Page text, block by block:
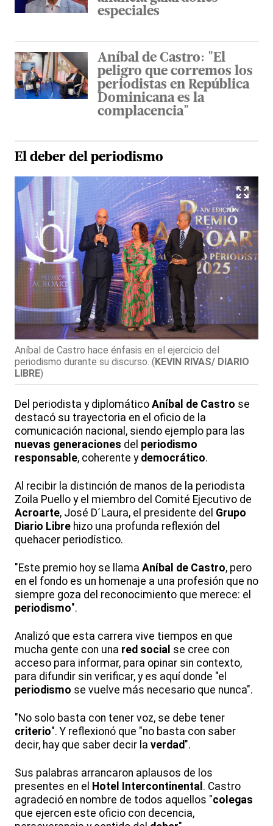
especiales
Aníbal de Castro: "El
peligro que corremos los
periodistas en República
Dominicana es la
complacencia"
El deber del periodismo
Aníbal de Castro hace énfasis en el ejercicio del
periodismo durante su discurso. (KEVIN RIVAS/ DIARIO
LIBRE)
Del periodista y diplomático Aníbal de Castro se
destacó su trayectoria en el oficio de la
comunicación nacional, siendo ejemplo para las
nuevas generaciones del periodismo
responsable, coherente y democrático.
Al recibir la distinción de manos de la periodista
Zoila Puello y el miembro del Comité Ejecutivo de
Acroarte, José D´Laura, el presidente del Grupo
Diario Libre hizo una profunda reflexión del
quehacer periodístico.
"Este premio hoy se llama Aníbal de Castro, pero
en el fondo es un homenaje a una profesión que no
siempre goza del reconocimiento que merece: el
periodismo".
Analizó que esta carrera vive tiempos en que
mucha gente con una red social se cree con
acceso para informar, para opinar sin contexto,
para difundir sin verificar, y es aquí donde "el
periodismo se vuelve más necesario que nunca".
"No solo basta con tener voz, se debe tener
criterio". Y reflexionó que "no basta con saber
decir, hay que saber decir la verdad ".
Sus palabras arrancaron aplausos de los
presentes en el Hotel Intercontinental . Castro
agradeció en nombre de todos aquellos "colegas
que ejercen este oficio con decencia,